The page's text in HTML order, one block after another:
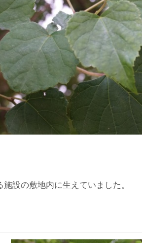
設の敷地内に生えていました。